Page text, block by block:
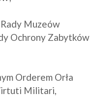
Muzeów
Ochrony Zabytków
Orderem Orła
Militari,